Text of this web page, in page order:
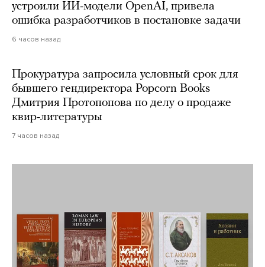
устроили ИИ-модели OpenAI, привела
ошибка разработчиков в постановке задачи
6 часов назад
Прокуратура запросила условный срок для
бывшего гендиректора Popcorn Books
Дмитрия Протопопова по делу о продаже
квир-литературы
7 часов назад